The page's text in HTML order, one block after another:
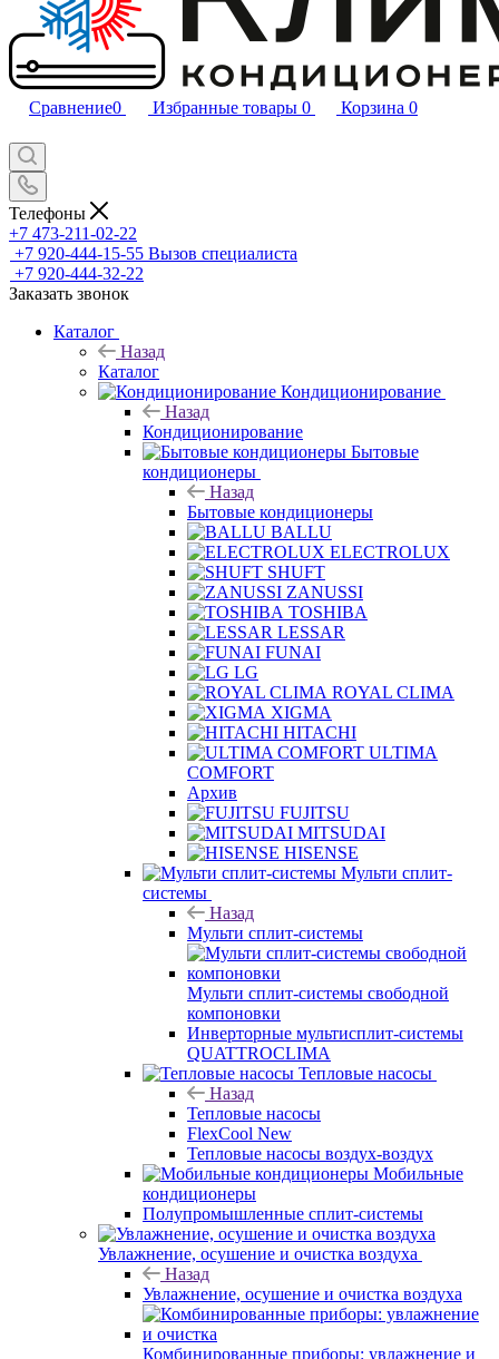
Сравнение0 Избранные товары 0 Корзина 0
Телефоны
+7 473-211-02-22
+7 920-444-15-55 Вызов специалиста
+7 920-444-32-22
Заказать звонок
Каталог
Назад
Каталог
Кондиционирование
Назад
Кондиционирование
Бытовые
кондиционеры
Назад
Бытовые кондиционеры
BALLU
ELECTROLUX
SHUFT
ZANUSSI
TOSHIBA
LESSAR
FUNAI
LG
ROYAL CLIMA
XIGMA
HITACHI
ULTIMA
COMFORT
Архив
FUJITSU
MITSUDAI
HISENSE
Мульти сплит-
системы
Назад
Мульти сплит-системы
Мульти сплит-системы свободной
компоновки
Инверторные мультисплит-системы
QUATTROCLIMA
Тепловые насосы
Назад
Тепловые насосы
FlexCool New
Тепловые насосы воздух-воздух
Мобильные
кондиционеры
Полупромышленные сплит-системы
Увлажнение, осушение и очистка воздуха
Назад
Увлажнение, осушение и очистка воздуха
Комбинированные приборы: увлажнение и